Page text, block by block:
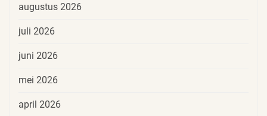
augustus 2026
juli 2026
juni 2026
mei 2026
april 2026